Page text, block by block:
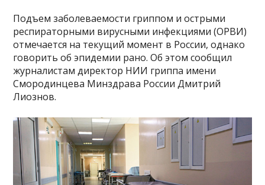
Подъем заболеваемости гриппом и острыми
респираторными вирусными инфекциями (ОРВИ)
отмечается на текущий момент в России, однако
говорить об эпидемии рано. Об этом сообщил
журналистам директор НИИ гриппа имени
Смородинцева Минздрава России Дмитрий
Лиознов.